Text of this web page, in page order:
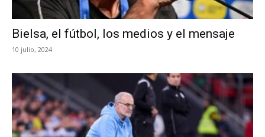
Bielsa, el fútbol, los medios y el mensaje
10 julio, 2024